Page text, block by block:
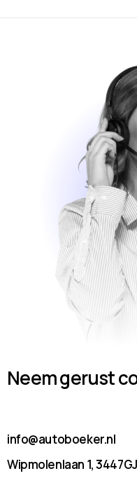
Neem gerust
info@autoboeker.nl
Wipmolenlaan 1,